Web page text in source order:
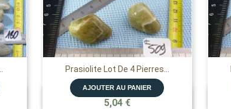
Prasiolite Lot De 4 Pierres...
AJOUTER AU PANIER
5,04 €
APERÇU RAPIDE